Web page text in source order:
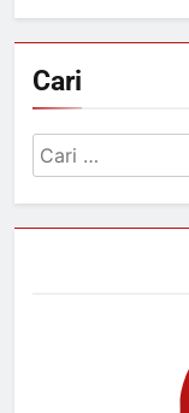
Cari
Cari
untuk: